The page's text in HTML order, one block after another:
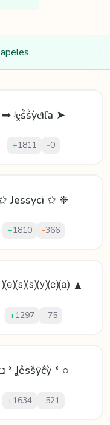
➡ ʲḙṥṥỳƈıƭa ➤
+1811 -0
Jessyci ✩ ❈
+1810 -366
▲
+1297 -75
* Ʝẻsṧȳĉỳ * ○
+1634 -521